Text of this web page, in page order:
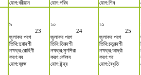
যোগ:বরীয়ান
যোগ:পরিঘ
যোগ:শিব
৯
23
জুলাকর পরগ
তিথি:দুৱাদশী
নক্ষত্র:রোহিণী
করণ:বব
যোগ:ব্রহ্ম
১০
24
জুলাকর পরগ
তিথি:তিরদশী
নক্ষত্র:মৃগশিরা
করণ:কৌলব
যোগ:ইন্দ্র
১১
25
জুলাকর পরগ
তিথি:চতুরদশী
নক্ষত্র:আর্দ্রা
করণ:গর
যোগ:বৈধৃতি